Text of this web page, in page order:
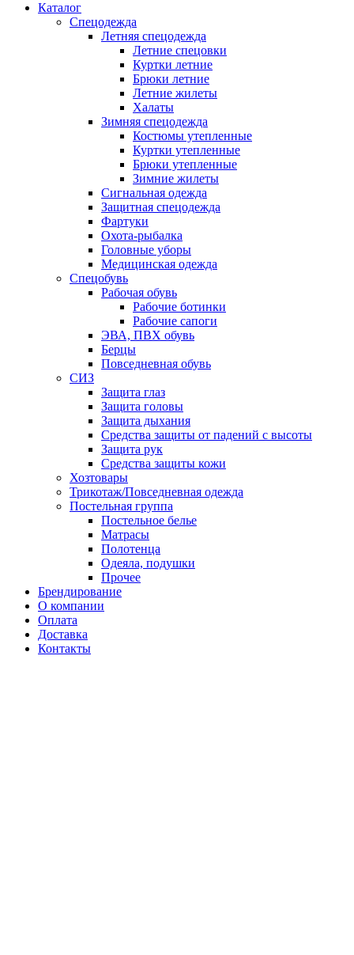
Каталог
Спецодежда
Летняя спецодежда
Летние спецовки
Куртки летние
Брюки летние
Летние жилеты
Халаты
Зимняя спецодежда
Костюмы утепленные
Куртки утепленные
Брюки утепленные
Зимние жилеты
Сигнальная одежда
Защитная спецодежда
Фартуки
Охота-рыбалка
Головные уборы
Медицинская одежда
Спецобувь
Рабочая обувь
Рабочие ботинки
Рабочие сапоги
ЭВА, ПВХ обувь
Берцы
Повседневная обувь
СИЗ
Защита глаз
Защита головы
Защита дыхания
Средства защиты от падений с высоты
Защита рук
Средства защиты кожи
Хозтовары
Трикотаж/Повседневная одежда
Постельная группа
Постельное белье
Матрасы
Полотенца
Одеяла, подушки
Прочее
Брендирование
О компании
Оплата
Доставка
Контакты